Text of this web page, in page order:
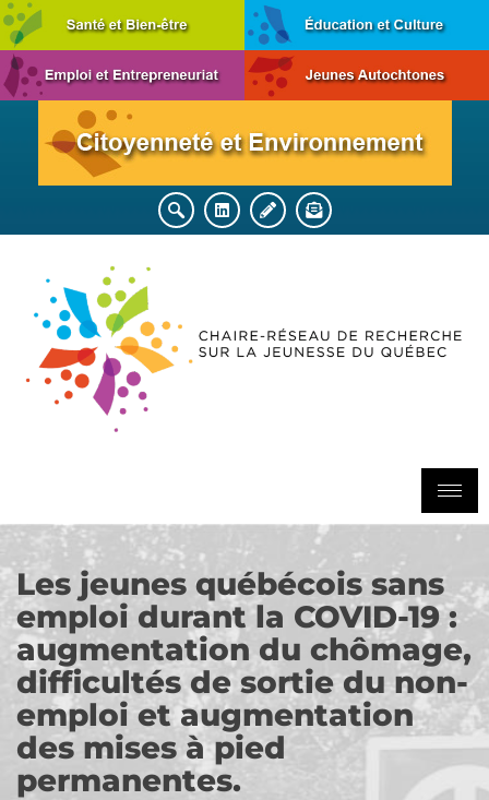
Les jeunes québécois sans
emploi durant la COVID-19 :
augmentation du chômage,
difficultés de sortie du non-
emploi et augmentation
des mises à pied
permanentes.